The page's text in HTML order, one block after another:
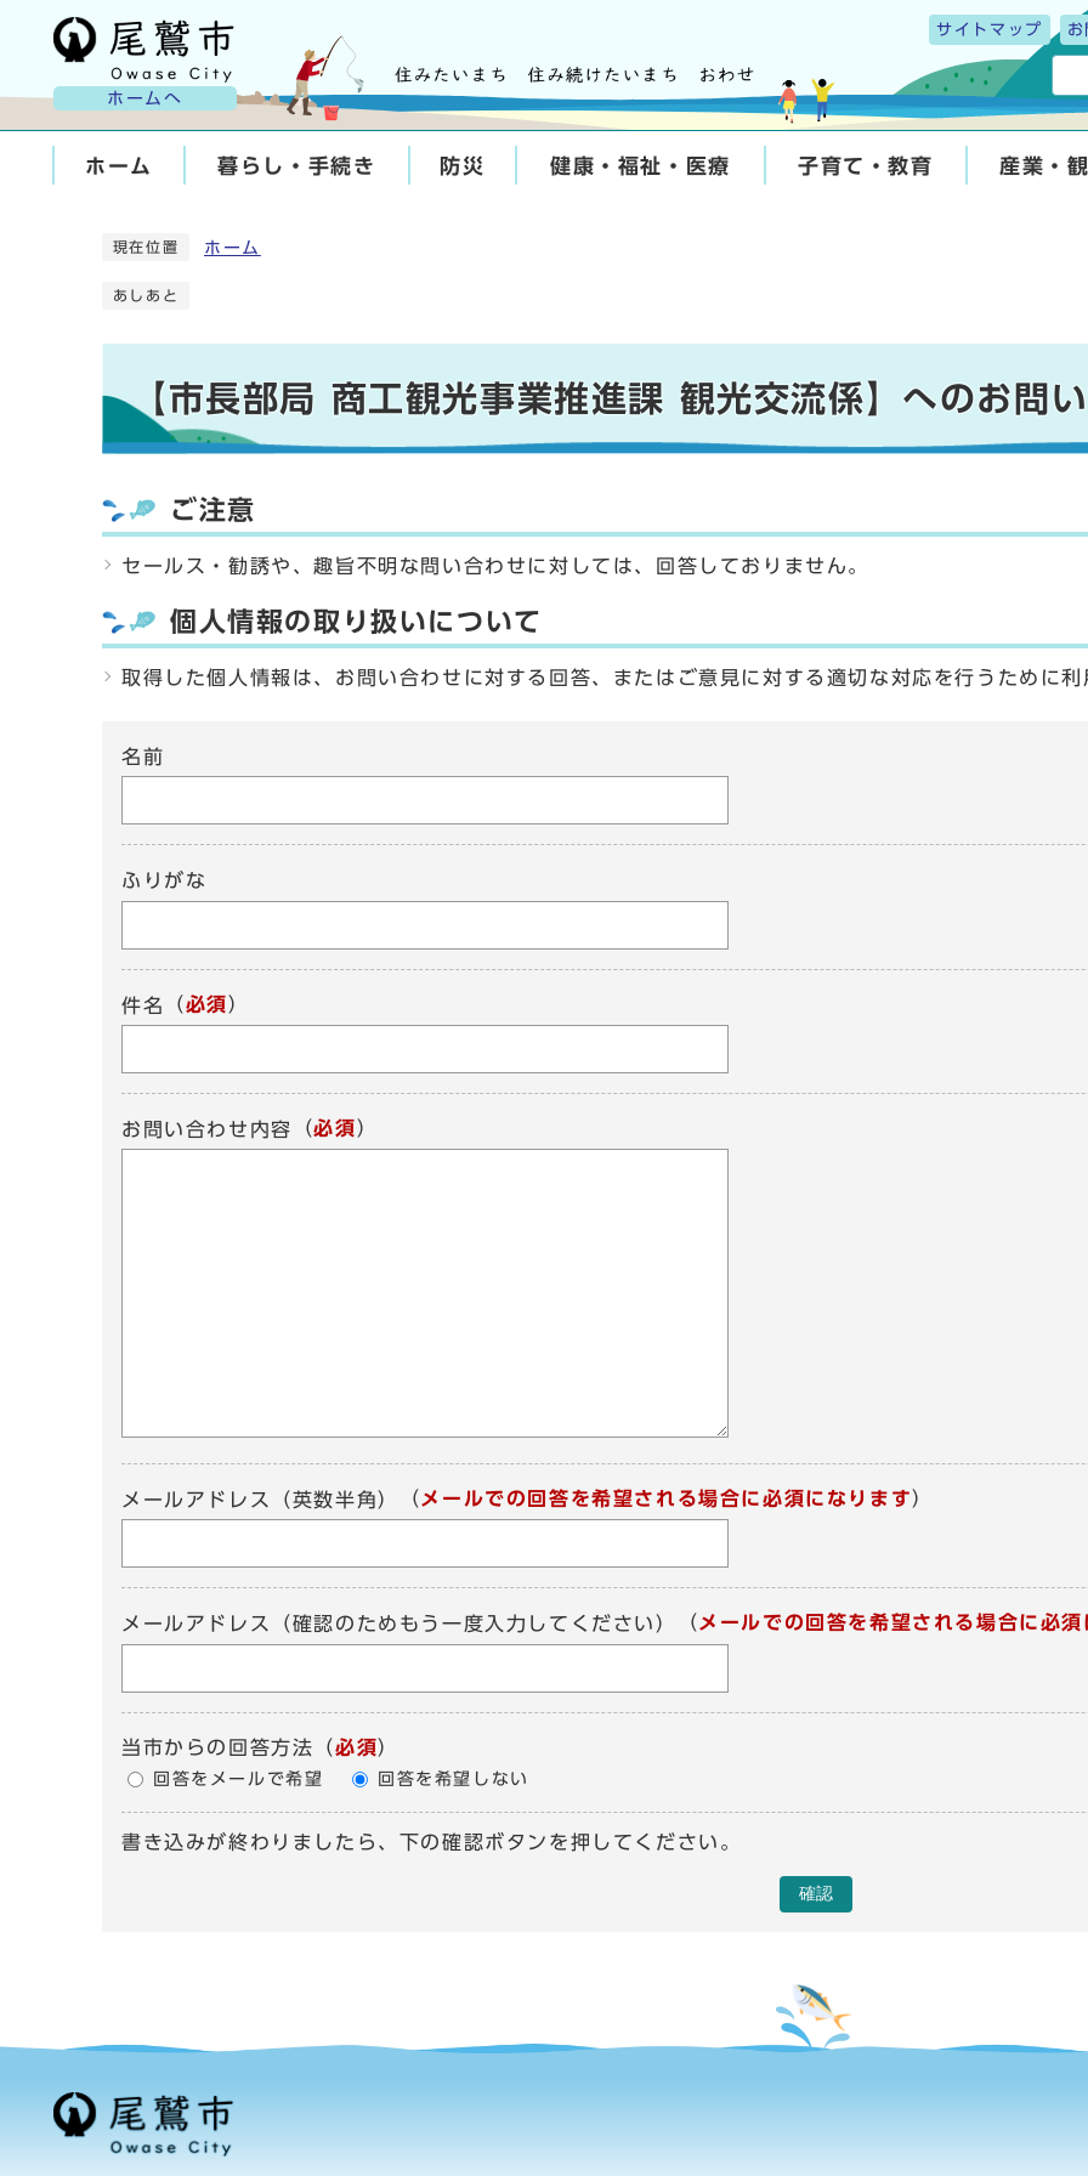
ホームへ
サイトマップ
ホーム 暮らし・手続き 防災 健康・福祉・医療 子育て・教育 産業・
現在位置 ホーム
あしあと
【市長部局 商工観光事業推進課 観光交流係】へのお問
ご注意
セールス・勧誘や、趣旨不明な問い合わせに対しては、回答しておりません。
個人情報の取り扱いについて
取得した個人情報は、お問い合わせに対する回答、またはご意見に対する適切な対応を行うために
名前
ふりがな
件名 （必須）
お問い合わせ内容 （必須）
メールアドレス（英数半角） （ メールでの回答を希望される場合に必須になります）
メールアドレス（確認のためもう一度入力してください） （メールでの回答を希望される場合に必須
当市からの回答方法 （必須）
回答をメールで希望 回答を希望しない
書き込みが終わりましたら、下の確認ボタンを押してください。
確認